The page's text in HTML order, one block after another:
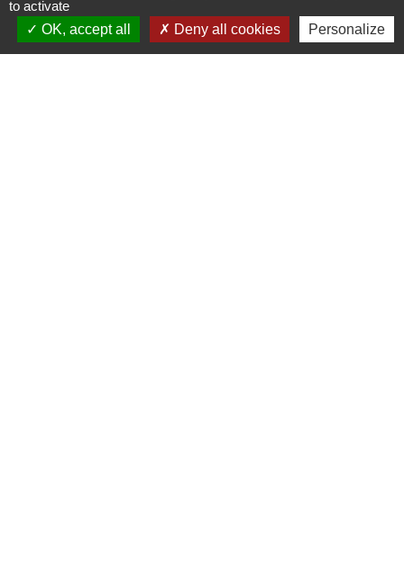
Commune de Barjouville
1, rue Jean Moulin
to activate
OK, accept all
Deny all cookies Personalize